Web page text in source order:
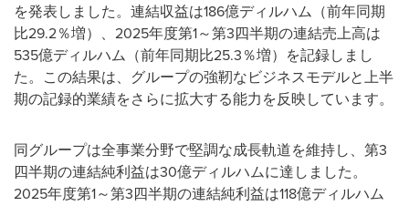
を発表しました。連結収益は186億ディルハム（前年同期
比29.2％増）、2025年度第1～第3四半期の連結売上高は
535億ディルハム（前年同期比25.3％増）を記録しまし
た。この結果は、グループの強靭なビジネスモデルと上半
期の記録的業績をさらに拡大する能力を反映しています。
同グループは全事業分野で堅調な成長軌道を維持し、第3
四半期の連結純利益は30億ディルハムに達しました。
2025年度第1～第3四半期の連結純利益は118億ディルハム